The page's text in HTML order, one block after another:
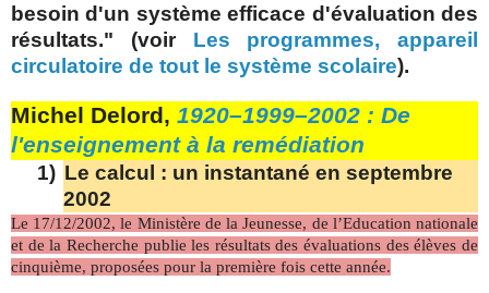
besoin d'un système efficace d'évaluation des
résultats." (voir Les programmes, appareil
circulatoire de tout le système scolaire).
Michel Delord, 1920–1999–2002 : De
l'enseignement à la remédiation
1) Le calcul : un instantané en septembre
2002
Le 17/12/2002, le Ministère de la Jeunesse, de l’Education nationale
et de la Recherche publie les résultats des évaluations des élèves de
cinquième, proposées pour la première fois cette année.